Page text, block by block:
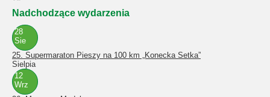
Nadchodzące wydarzenia
28
Sie
25. Supermaraton Pieszy na 100 km „Konecka Setka”
Sielpia
12
Wrz